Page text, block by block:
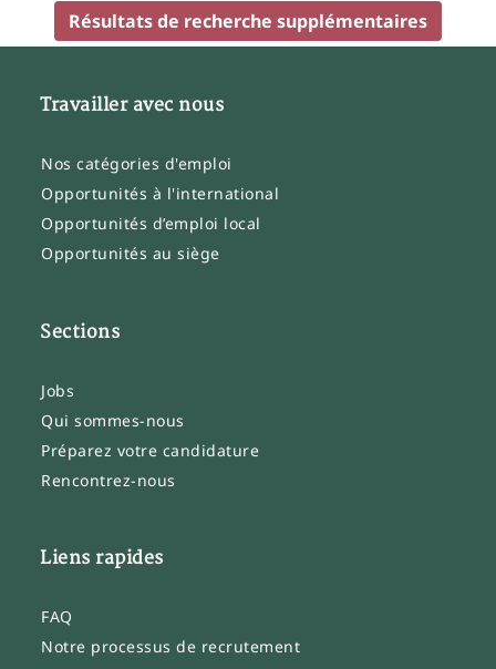
Résultats de recherche supplémentaires
Travailler avec nous
Nos catégories d'emploi
Opportunités à l'international
Opportunités d’emploi local
Opportunités au siège
Sections
Jobs
Qui sommes-nous
Préparez votre candidature
Rencontrez-nous
Liens rapides
FAQ
Notre processus de recrutement